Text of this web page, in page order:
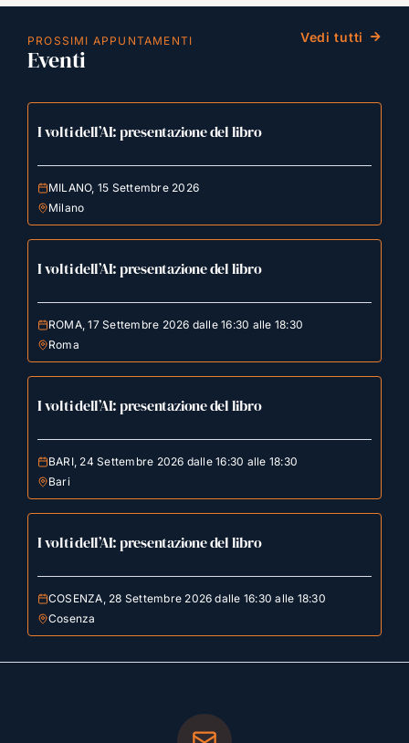
PROSSIMI APPUNTAMENTI
Eventi
Vedi tutti
I volti dell’AI: presentazione del libro
MILANO, 15 Settembre 2026
Milano
I volti dell’AI: presentazione del libro
ROMA, 17 Settembre 2026 dalle 16:30 alle 18:30
Roma
I volti dell’AI: presentazione del libro
BARI, 24 Settembre 2026 dalle 16:30 alle 18:30
Bari
I volti dell’AI: presentazione del libro
COSENZA, 28 Settembre 2026 dalle 16:30 alle 18:30
Cosenza